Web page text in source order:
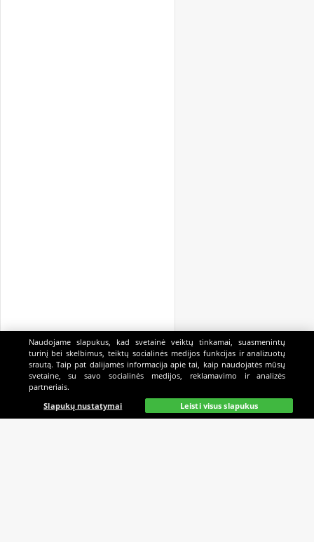
Pagrindinis Gyvai Paieška Mano Kazino
Naudojame slapukus, kad svetainė veiktų tinkamai, suasmenintų
turinį bei skelbimus, teiktų socialinės medijos funkcijas ir analizuotų
srautą. Taip pat dalijamės informacija apie tai, kaip naudojatės mūsų
svetaine, su savo socialinės medijos, reklamavimo ir analizės
partneriais.
Slapukų nustatymai
Leisti visus slapukus